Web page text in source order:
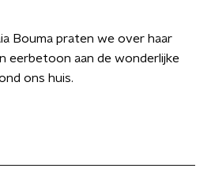
Bouma praten we over haar
eerbetoon aan de wonderlijke
ons huis.